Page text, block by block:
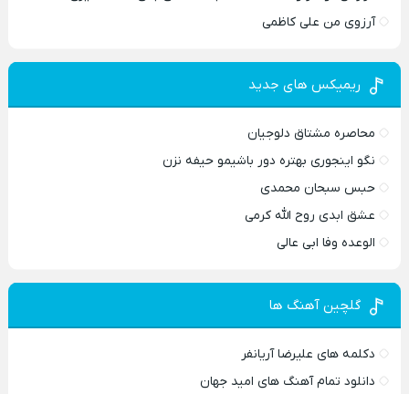
آرزوی من علی کاظمی
ریمیکس های جدید
محاصره مشتاق دلوجیان
نگو اینجوری بهتره دور باشیمو حیفه نزن
حبس سبحان محمدی
عشق ابدی روح الله کرمی
الوعده وفا ابی عالی
گلچین آهنگ ها
دکلمه های علیرضا آریانفر
دانلود تمام آهنگ های امید جهان